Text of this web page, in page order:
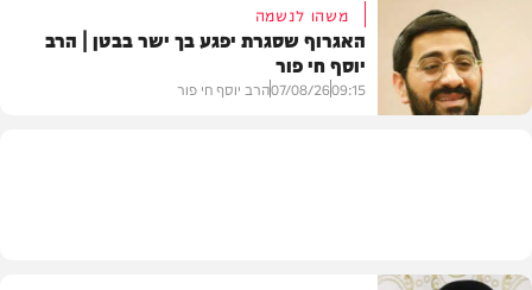
וידאו
משהו לנשמה
האגרוף שסגרת יפגע בך ישר בבטן | הרב
יוסף חי פור
09:15
07/08/26הרב יוסף חי פור